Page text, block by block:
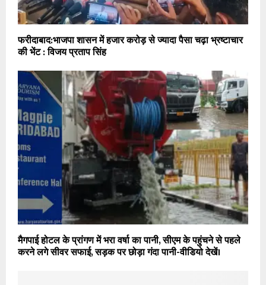
फरीदाबाद:भाजपा शासन में हजार करोड़ से ज्यादा पैसा चढ़ा भ्रष्टाचार
की भेंट : विजय प्रताप सिंह
मैगपाई होटल के प्रांगण में भरा वर्षा का पानी, सीएम के पहुंचने से पहले
करने लगे सीवर सफाई, सड़क पर छोड़ा गंदा पानी-वीडियो देखें।